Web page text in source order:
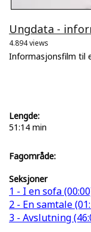
Ungdata -
4.894 views
Informasjonsfilm til
Lengde:
51:14 min
Fagområde:
Seksjoner
1 - I en sofa
2 - En samtale
3 - Avslutning